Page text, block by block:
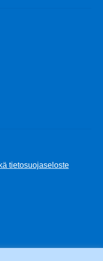
tietosuojaseloste